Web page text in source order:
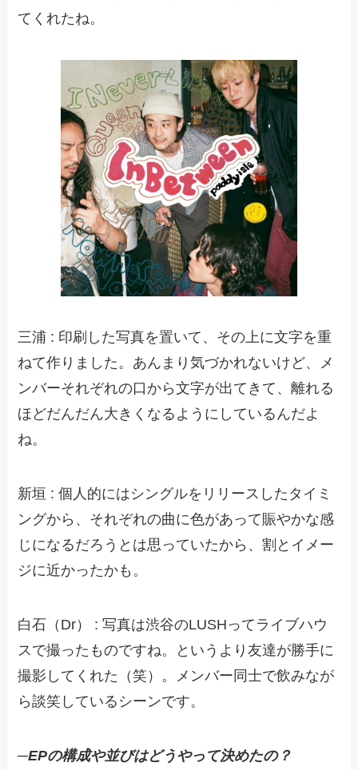
てくれたね。
三浦 : 印刷した写真を置いて、その上に文字を重
ねて作りました。あんまり気づかれないけど、メ
ンバーそれぞれの口から文字が出てきて、離れる
ほどだんだん大きくなるようにしているんだよ
ね。
新垣 : 個人的にはシングルをリリースしたタイミ
ングから、それぞれの曲に色があって賑やかな感
じになるだろうとは思っていたから、割とイメー
ジに近かったかも。
白石（Dr） : 写真は渋谷のLUSHってライブハウ
スで撮ったものですね。というより友達が勝手に
撮影してくれた（笑）。メンバー同士で飲みなが
ら談笑しているシーンです。
─EPの構成や並びはどうやって決めたの？